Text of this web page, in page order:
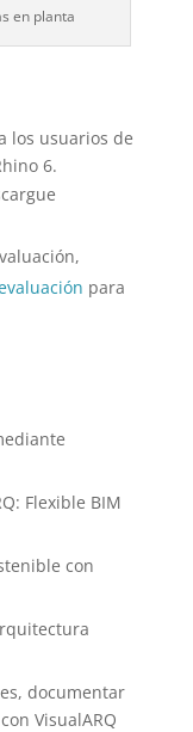
en planta
los usuarios de
6.
para
Flexible BIM
con
documentar
VisualARQ